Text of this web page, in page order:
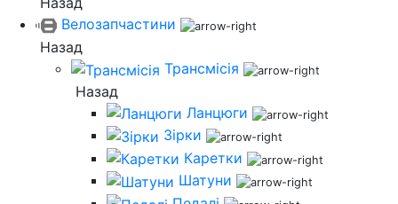
Велозапчастини
Назад
Трансмісія
Назад
Ланцюги
Зірки
Каретки
Шатуни